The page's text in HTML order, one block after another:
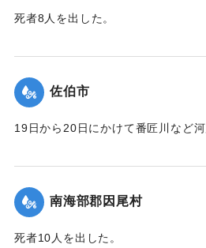
死者8人を出した。
｜固有コード: 00481055
佐伯市
19日から20日にかけて番匠川など
た。現地では警防団が平屋の住民
させるなどした。
【出典：大分合同新聞 1943年9月25
南海部郡因尾村
死者10人を出した。